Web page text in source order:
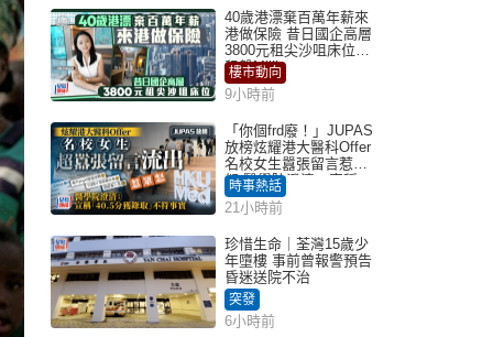
40歲港漂棄百萬年薪來
港做保險 昔日國企高層
3800元租尖沙咀床位｜
租盤Million
樓市動向
9小時前
「你個frd廢！」JUPAS
放榜炫耀港大醫科Offer
名校女生囂張留言惹眾
怒 醫學院澄清：宣稱
「40.5分獲錄取」不符事
實｜Juicy叮
時事熱話
21小時前
珍惜生命｜荃灣15歲少
年墮樓 事前曾報警預告
昏迷送院不治
突發
6小時前